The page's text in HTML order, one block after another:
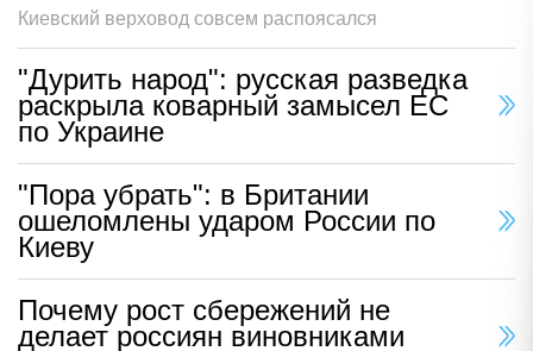
Киевский верховод совсем распоясался
"Дурить народ": русская разведка
раскрыла коварный замысел ЕС
по Украине
"Пора убрать": в Британии
ошеломлены ударом России по
Киеву
Почему рост сбережений не
делает россиян виновниками